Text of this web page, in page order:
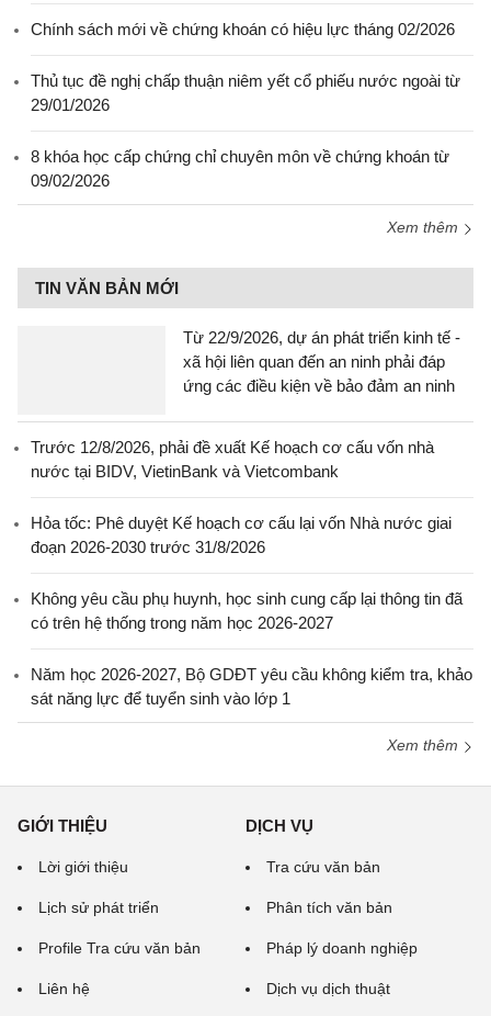
Chính sách mới về chứng khoán có hiệu lực tháng 02/2026
Thủ tục đề nghị chấp thuận niêm yết cổ phiếu nước ngoài từ
29/01/2026
8 khóa học cấp chứng chỉ chuyên môn về chứng khoán từ
09/02/2026
Xem thêm
TIN VĂN BẢN MỚI
Từ 22/9/2026, dự án phát triển kinh tế -
xã hội liên quan đến an ninh phải đáp
ứng các điều kiện về bảo đảm an ninh
Trước 12/8/2026, phải đề xuất Kế hoạch cơ cấu vốn nhà
nước tại BIDV, VietinBank và Vietcombank
Hỏa tốc: Phê duyệt Kế hoạch cơ cấu lại vốn Nhà nước giai
đoạn 2026-2030 trước 31/8/2026
Không yêu cầu phụ huynh, học sinh cung cấp lại thông tin đã
có trên hệ thống trong năm học 2026-2027
Năm học 2026-2027, Bộ GDĐT yêu cầu không kiểm tra, khảo
sát năng lực để tuyển sinh vào lớp 1
Xem thêm
GIỚI THIỆU
Lời giới thiệu
Lịch sử phát triển
Profile Tra cứu văn bản
Liên hệ
DỊCH VỤ
Tra cứu văn bản
Phân tích văn bản
Pháp lý doanh nghiệp
Dịch vụ dịch thuật